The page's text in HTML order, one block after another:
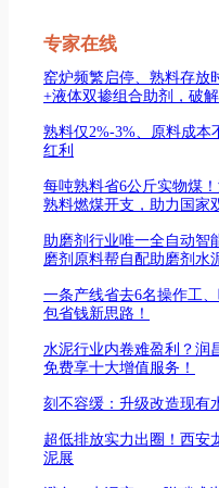
专家在线
窑炉频繁启停、熟料存放
+液体双掺组合助剂，破
熟料仅2%-3%、原料成本
红利
每吨熟料省6公斤实物煤
熟料燃煤开支，助力国家
助磨剂行业唯一全自动智
磨剂原料帮自配助磨剂水
一条产线省去6名操作工
包省钱新思路！
水泥行业内卷难盈利？润
免费享十大增值服务！
刻不容缓：升级改造现有
超低排放实力出圈！西安
泥展